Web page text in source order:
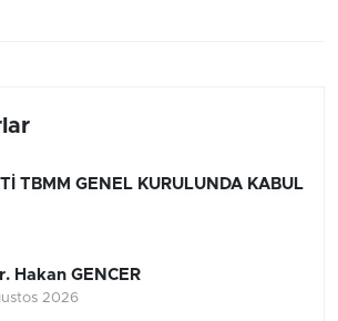
TBMM GENEL KURULUNDA KABUL
Hakan GENCER
2026